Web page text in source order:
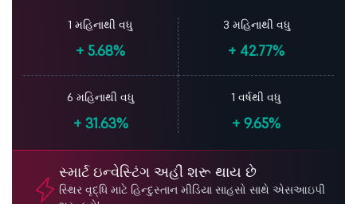
1 મહિનાથી વધુ
+ 5.68%
3 મહિનાથી વધુ
+ 42.77%
6 મહિનાથી વધુ
+31.63%
1 વર્ષથી વધુ
+ 9.65%
સ્માર્ટ ઇન્વેસ્ટિંગ અહીં શરૂ થાય છે
સ્થિર વૃદ્ધિ માટે હિન્દુસ્તાન મીડિયા સાહસો સાથે એસઆઇપી